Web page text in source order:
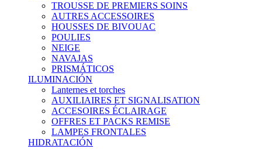
TROUSSE DE PREMIERS SOINS
AUTRES ACCESSOIRES
HOUSSES DE BIVOUAC
POULIES
NEIGE
NAVAJAS
PRISMÁTICOS
ILUMINACIÓN
Lanternes et torches
AUXILIAIRES ET SIGNALISATION
ACCESOIRES ÉCLAIRAGE
OFFRES ET PACKS REMISE
LAMPES FRONTALES
HIDRATACIÓN